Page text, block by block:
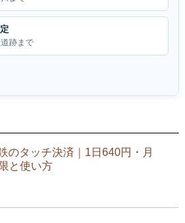
跡まで
のタッチ決済｜1日640円・月
と使い方